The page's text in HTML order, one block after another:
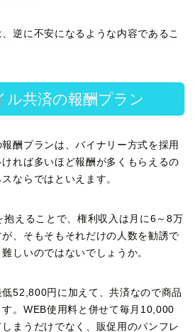
逆に不安になるような内容であるこ
ル共済の報酬プラン
酬プランは、バイナリー方式を採用
れば多いほど報酬が多くもらえるの
ならではといえます。
抱えることで、権利収入は月に6～8万
、そもそもそれだけの人数を勧誘で
しいのではないでしょうか。
52,800円に加えて、共済なので商品
。WEB使用料と併せて毎月10,000
まうだけでなく、販促用のパンフレ